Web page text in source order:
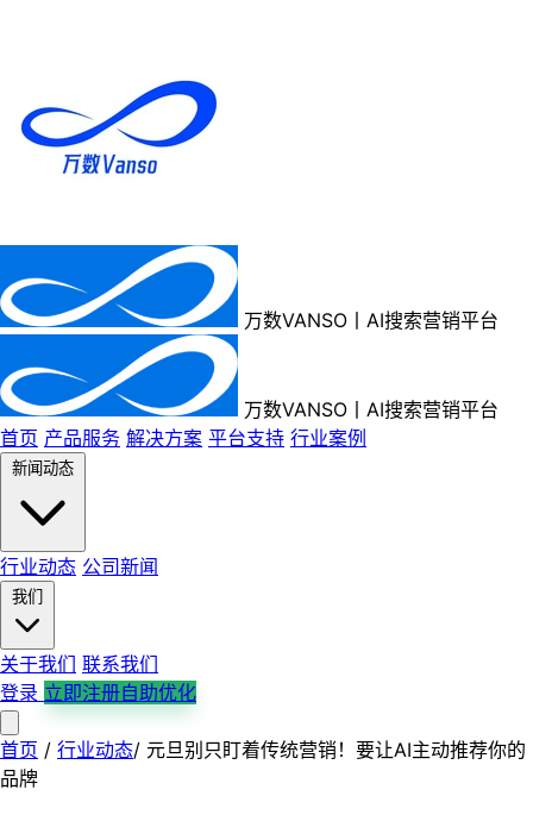
万数VANSO丨AI搜索营销平台
万数VANSO丨AI搜索营销平台
首页 产品服务 解决方案 平台支持 行业案例
新闻动态
行业动态 公司新闻
我们
关于我们 联系我们
登录 立即注册自助优化
首页 产品服务 解决方案 平台支持 行业案例 行业动态 公司新闻
关于我们
首页 / 行业动态/ 元旦别只盯着传统营销！要让AI主动推荐你的
品牌